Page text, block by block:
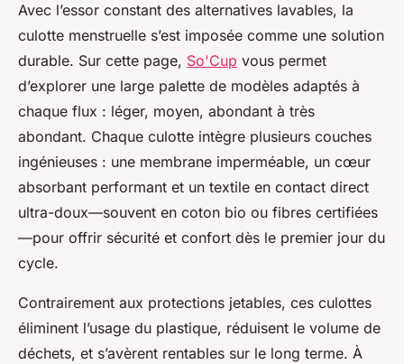
Avec l’essor constant des alternatives lavables, la
culotte menstruelle s’est imposée comme une solution
durable. Sur cette page, So'Cup vous permet
d’explorer une large palette de modèles adaptés à
chaque flux : léger, moyen, abondant à très
abondant. Chaque culotte intègre plusieurs couches
ingénieuses : une membrane imperméable, un cœur
absorbant performant et un textile en contact direct
ultra-doux—souvent en coton bio ou fibres certifiées
—pour offrir sécurité et confort dès le premier jour du
cycle.
Contrairement aux protections jetables, ces culottes
éliminent l’usage du plastique, réduisent le volume de
déchets, et s’avèrent rentables sur le long terme. À